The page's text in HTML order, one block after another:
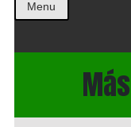
Menu